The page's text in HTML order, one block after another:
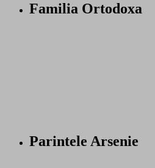
Familia Ortodoxa
Parintele Arsenie